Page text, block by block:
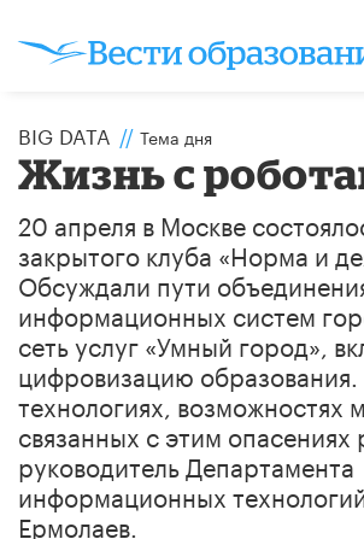
BIG DATA // Тема дня
Жизнь с
20 апреля в Москве
закрытого клуба «Норма и
Обсуждали пути
информационных систем
сеть услуг «Умный город»,
цифровизацию
технологиях, возможностях
связанных с этим опасениях
руководитель Департамента
информационных
Ермолаев.